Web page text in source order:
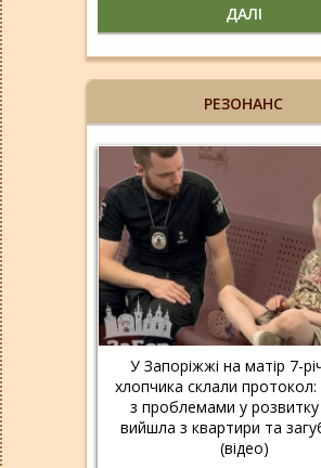
ДАЛІ
РЕЗОНАНС
У Запоріжжі на матір 7-
хлопчика склали протокол:
з проблемами у
вийшла з квартири та
(відео)